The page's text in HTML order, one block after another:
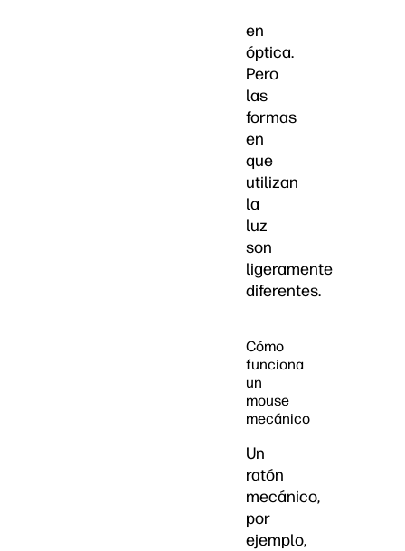
en
óptica.
Pero
las
formas
en
que
utilizan
la
luz
son
ligeramente
diferentes.
Cómo
funciona
un
mouse
mecánico
Un
ratón
mecánico,
por
ejemplo,